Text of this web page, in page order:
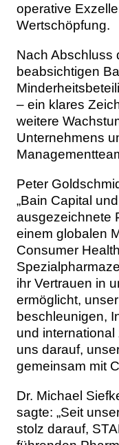
operative
Wertschöpfung.
Nach Abschluss
beabsichtigen
– ein klares
weitere
Unternehmens
Peter
„Bain Capital
ausgezeichnete
einem globalen
Consumer
ihr Vertrauen in
ermöglicht,
beschleunigen,
und
uns darauf,
gemeinsam mit
Dr. Michael
sagte: „Seit
stolz darauf,